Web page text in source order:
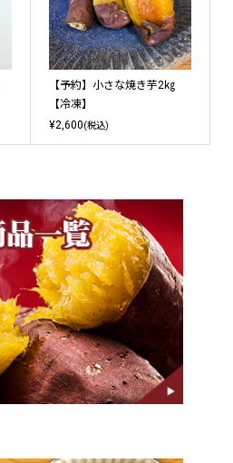
【予約】小さな焼き芋2㎏
【冷凍】
¥2,600(税込)